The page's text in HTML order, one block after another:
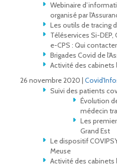
Webinaire
organisé par
Les outils de tracing
Téléservices Si-DEP,
e-CPS : Qui
Brigades Covid de
Activité des cabinets
26 novembre 2020 |
Suivi des patients
Évolution
médecin
Les
Grand Est
Le dispositif
Meuse
Activité des cabinets